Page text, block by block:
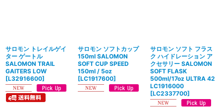
サロモン トレイルゲイ
ター ゲートル
SALOMON TRAIL
GAITERS LOW
[L32916600]
サロモン ソフトカップ
150ml SALOMON
SOFT CUP SPEED
150ml / 5oz
[LC1917600]
サロモン ソフト フラス
ク ハイドレーション ア
クセサリー SALOMON
SOFT FLASK
500ml/17oz ULTRA 42
LC1916000
[LC2337700]